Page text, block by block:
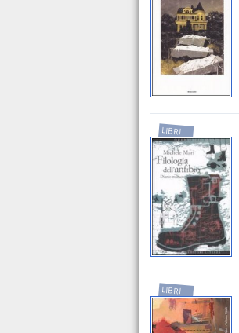
LIBRI
LIBRI